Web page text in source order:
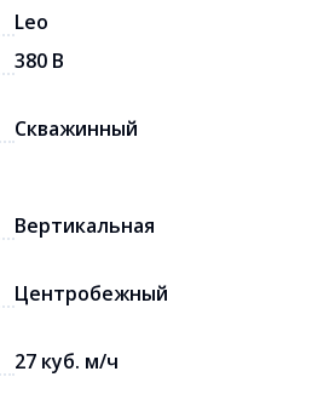
Leo
380 В
Скважинный
Вертикальная
Центробежный
27 куб. м/ч